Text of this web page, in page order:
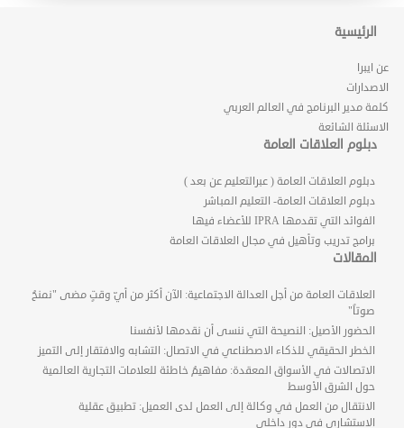
الرئيسية
عن ايبرا
الاصدارات
كلمة مدير البرنامج في العالم العربي
الاسئلة الشائعة
دبلوم العلاقات العامة
دبلوم العلاقات العامة ( عبرالتعليم عن بعد )
دبلوم العلاقات العامة- التعليم المباشر
الفوائد التي تقدمها IPRA للأعضاء فيها
برامج تدريب وتأهيل في مجال العلاقات العامة
المقالات
العلاقات العامة من أجل العدالة الاجتماعية: الآن أكثر من أيّ وقتٍ مضى "نمنحُ
صوتاً"
الحضور الأصيل: النصيحة التي ننسى أن نقدمها لأنفسنا
الخطر الحقيقي للذكاء الاصطناعي في الاتصال: التشابه والافتقار إلى التميز
الاتصالات في الأسواق المعقدة: مفاهيمُ خاطئة للعلامات التجارية العالمية
حول الشرق الأوسط
الانتقال من العمل في وكالة إلى العمل لدى العميل: تطبيق عقلية
الاستشاري في دورٍ داخلي